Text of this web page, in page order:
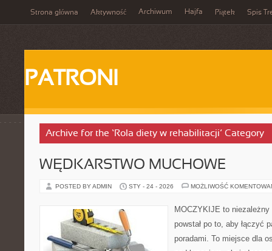
Strona główna Aktywność Archiwum Hajfa Piątek Spis
PATRONI
Archive for the ‘Rola diety w rehabilitacji’ Category
WĘDKARSTWO MUCHOWE
POSTED BY ADMIN STY - 24 - 2026 MOŻLIWOŚĆ
MOCZYKIJE to
powstał po to, aby łączyć
poradami. To miejsce dla